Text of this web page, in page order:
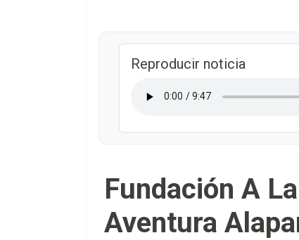
Reproducir noticia
Fundación A
Aventura